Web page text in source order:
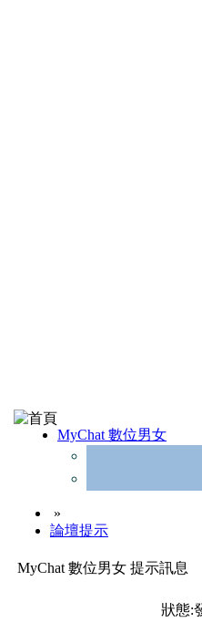
MyChat 數位男女
»
論壇提示
MyChat 數位男女 提示訊息
狀態: